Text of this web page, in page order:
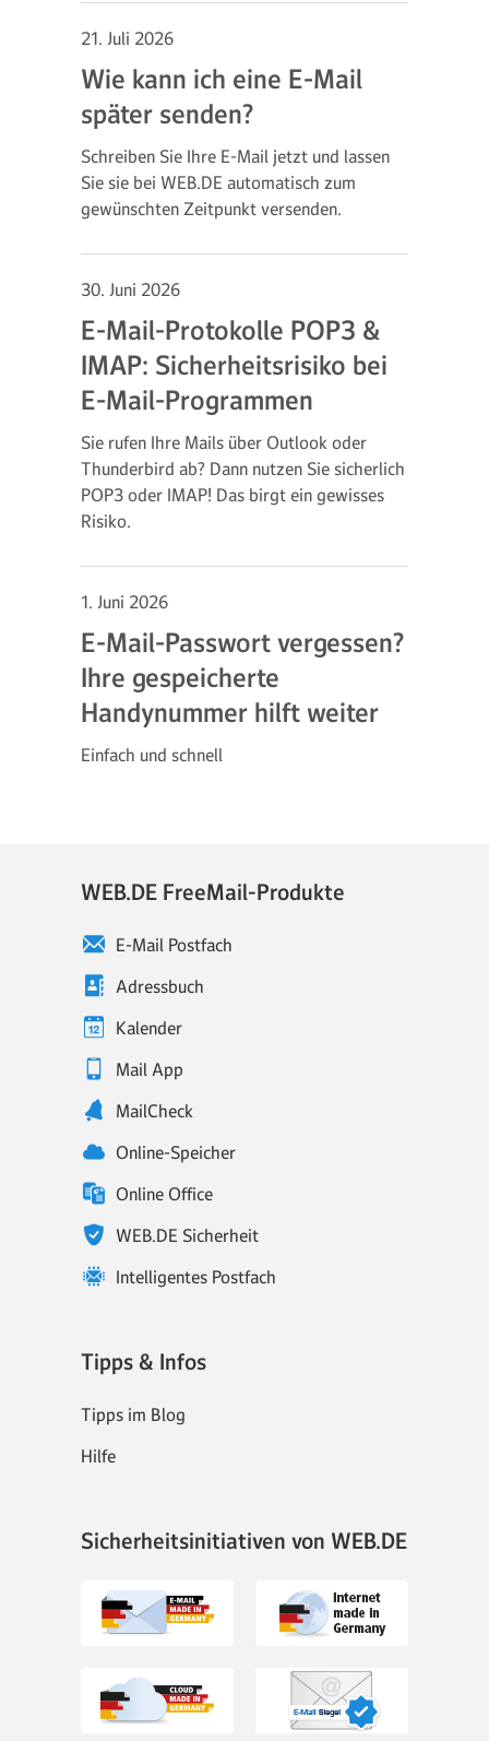
21. Juli 2026
Wie kann ich eine E-Mail
später senden?
Schreiben Sie Ihre E-Mail jetzt und lassen
Sie sie bei WEB.DE automatisch zum
gewünschten Zeitpunkt versenden.
30. Juni 2026
E-Mail-Protokolle POP3 &
IMAP: Sicherheitsrisiko bei
E-Mail-Programmen
Sie rufen Ihre Mails über Outlook oder
Thunderbird ab? Dann nutzen Sie sicherlich
POP3 oder IMAP! Das birgt ein gewisses
Risiko.
1. Juni 2026
E-Mail-Passwort vergessen?
Ihre gespeicherte
Handynummer hilft weiter
Einfach und schnell
WEB.DE FreeMail-Produkte
E-Mail Postfach
Adressbuch
Kalender
Mail App
MailCheck
Online-Speicher
Online Office
WEB.DE Sicherheit
Intelligentes Postfach
Tipps & Infos
Tipps im Blog
Hilfe
Sicherheitsinitiativen von WEB.DE